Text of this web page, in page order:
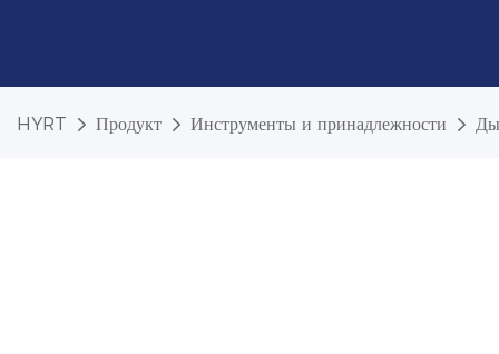
HYRT Продукт Инструменты и принадлежности